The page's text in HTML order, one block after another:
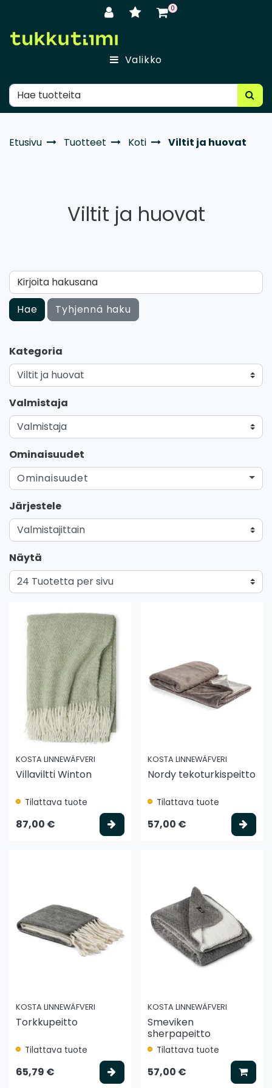
0
Valikko
Etusivu Tuotteet Koti Viltit ja huovat
Viltit ja huovat
Kirjoita hakusana
Hae Tyhjennä haku
Kategoria
Valmistaja
Ominaisuudet
Ominaisuudet
Järjestele
Näytä
KOSTA LINNEWÄFVERI
Villaviltti Winton
Tilattava tuote
87,00 € Valitse vaihtoehto
KOSTA LINNEWÄFVERI
Nordy tekoturkispeitto
Tilattava tuote
57,00 €
KOSTA LINNEWÄFVERI
Torkkupeitto
Tilattava tuote
65,79 € Valitse vaihtoehto
KOSTA LINNEWÄFVERI
Smeviken
sherpapeitto
Tilattava tuote
57,00 €